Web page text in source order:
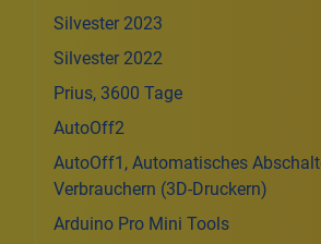
Silvester 2023
Silvester 2022
Prius, 3600 Tage
AutoOff2
AutoOff1, Automatisches
Verbrauchern (3D-Druckern)
Arduino Pro Mini Tools